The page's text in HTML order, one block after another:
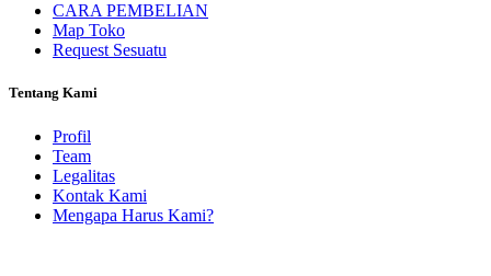
CARA PEMBELIAN
Map Toko
Request Sesuatu
Tentang Kami
Profil
Team
Legalitas
Kontak Kami
Mengapa Harus Kami?